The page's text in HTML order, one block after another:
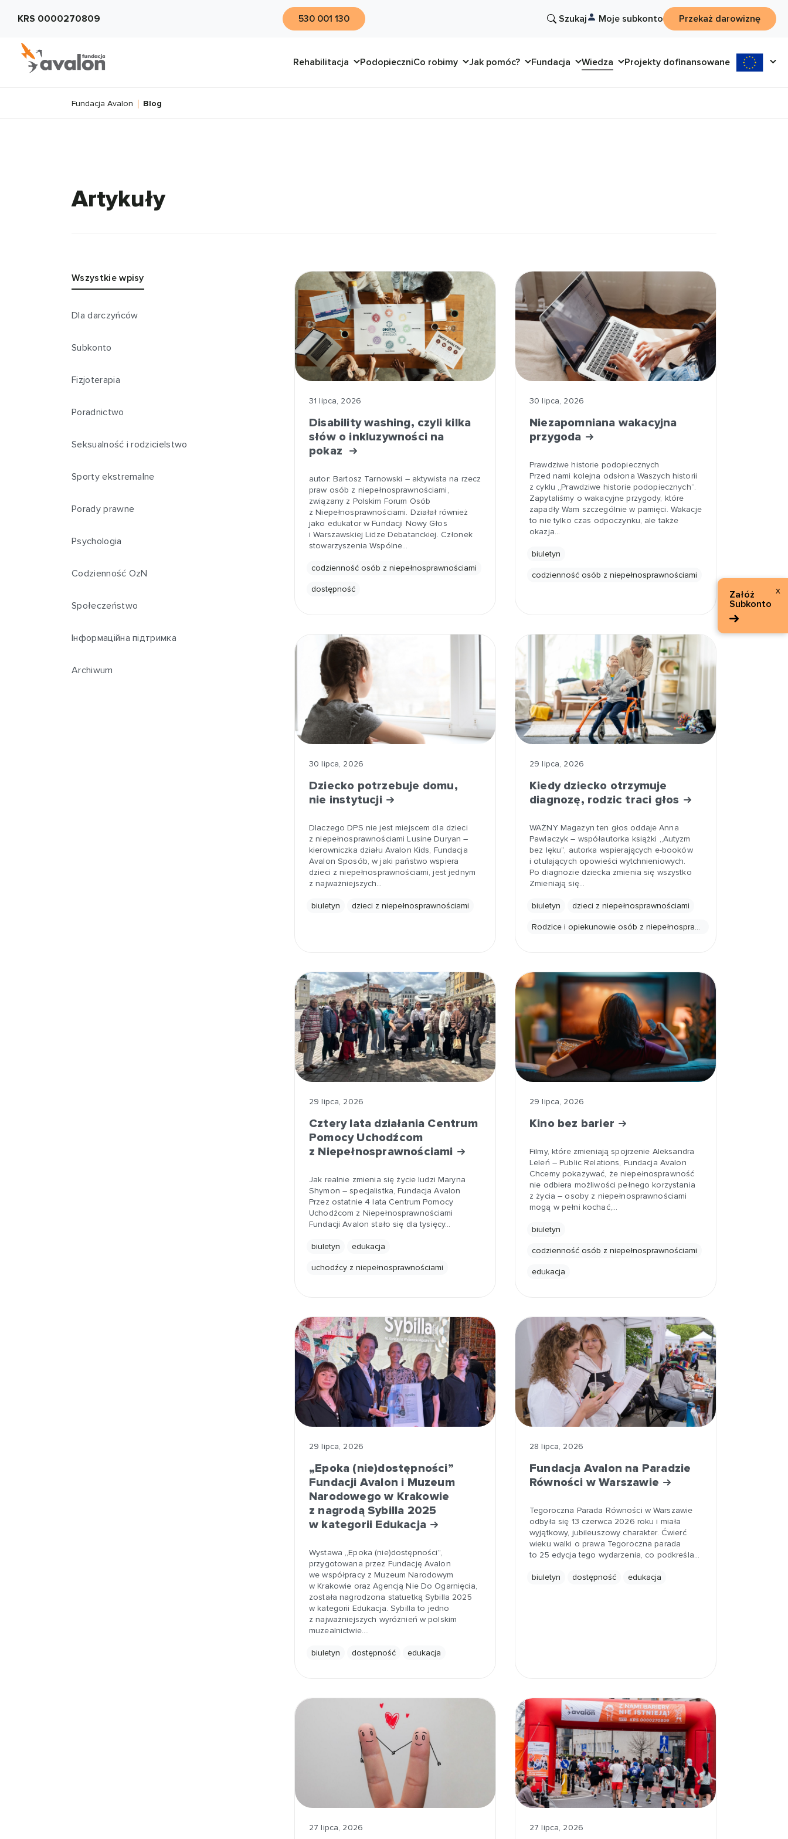
Załóż
Subkonto
x
KRS 0000270809 530 001 130 Szukaj Moje subkonto Przekaż darowiznę
Rehabilitacja PodopieczniCo robimy Jak pomóc? Fundacja Wiedza Projekty dofinansowane
Fundacja Avalon Blog
Artykuły
Wszystkie wpisy
Dla darczyńców
Subkonto
Fizjoterapia
Poradnictwo
Seksualność i rodzicielstwo
Sporty ekstremalne
Porady prawne
Psychologia
Codzienność OzN
Społeczeństwo
Інформаційна підтримка
Archiwum
31 lipca, 2026
Disability washing, czyli kilka
słów o inkluzywności na
pokaz
autor: Bartosz Tarnowski – aktywista na rzecz
praw osób z niepełnosprawnościami,
związany z Polskim Forum Osób
z Niepełnosprawnościami. Działał również
jako edukator w Fundacji Nowy Głos
i Warszawskiej Lidze Debatanckiej. Członek
stowarzyszenia Wspólne…
codzienność osób z niepełnosprawnościami
dostępność
30 lipca, 2026
Niezapomniana wakacyjna
przygoda
Prawdziwe historie podopiecznych
Przed nami kolejna odsłona Waszych historii
z cyklu „Prawdziwe historie podopiecznych”.
Zapytaliśmy o wakacyjne przygody, które
zapadły Wam szczególnie w pamięci. Wakacje
to nie tylko czas odpoczynku, ale także
okazja…
biuletyn
codzienność osób z niepełnosprawnościami
30 lipca, 2026
Dziecko potrzebuje domu,
nie instytucji
Dlaczego DPS nie jest miejscem dla dzieci
z niepełnosprawnościami Lusine Duryan –
kierowniczka działu Avalon Kids, Fundacja
Avalon Sposób, w jaki państwo wspiera
dzieci z niepełnosprawnościami, jest jednym
z najważniejszych…
biuletyn dzieci z niepełnosprawnościami
29 lipca, 2026
Kiedy dziecko otrzymuje
diagnozę, rodzic traci głos
WAŻNY Magazyn ten głos oddaje Anna
Pawlaczyk – współautorka książki „Autyzm
bez lęku”, autorka wspierających e-booków
i otulających opowieści wytchnieniowych.
Po diagnozie dziecka zmienia się wszystko
Zmieniają się…
biuletyn dzieci z niepełnosprawnościami
Rodzice i opiekunowie osób z niepełnosprawnościami
29 lipca, 2026
Cztery lata działania Centrum
Pomocy Uchodźcom
z Niepełnosprawnościami
Jak realnie zmienia się życie ludzi Maryna
Shymon – specjalistka, Fundacja Avalon
Przez ostatnie 4 lata Centrum Pomocy
Uchodźcom z Niepełnosprawnościami
Fundacji Avalon stało się dla tysięcy…
biuletyn edukacja
uchodźcy z niepełnosprawnościami
29 lipca, 2026
Kino bez barier
Filmy, które zmieniają spojrzenie Aleksandra
Leleń – Public Relations, Fundacja Avalon
Chcemy pokazywać, że niepełnosprawność
nie odbiera możliwości pełnego korzystania
z życia – osoby z niepełnosprawnościami
mogą w pełni kochać,…
biuletyn
codzienność osób z niepełnosprawnościami
edukacja
29 lipca, 2026
„Epoka (nie)dostępności”
Fundacji Avalon i Muzeum
Narodowego w Krakowie
z nagrodą Sybilla 2025
w kategorii Edukacja
Wystawa „Epoka (nie)dostępności”,
przygotowana przez Fundację Avalon
we współpracy z Muzeum Narodowym
w Krakowie oraz Agencją Nie Do Ogarnięcia,
została nagrodzona statuetką Sybilla 2025
w kategorii Edukacja. Sybilla to jedno
z najważniejszych wyróżnień w polskim
muzealnictwie.…
biuletyn dostępność edukacja
28 lipca, 2026
Fundacja Avalon na Paradzie
Równości w Warszawie
Tegoroczna Parada Równości w Warszawie
odbyła się 13 czerwca 2026 roku i miała
wyjątkowy, jubileuszowy charakter. Ćwierć
wieku walki o prawa Tegoroczna parada
to 25 edycja tego wydarzenia, co podkreśla…
biuletyn dostępność edukacja
27 lipca, 2026 27 lipca, 2026